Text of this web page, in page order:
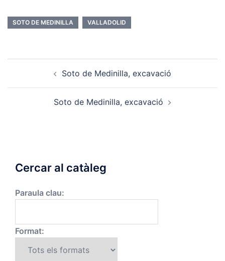
SOTO DE MEDINILLA VALLADOLID
navigationSoto de Medinilla, excavació
Soto de Medinilla, excavació
Cercar al catàleg
Paraula clau:
Format: